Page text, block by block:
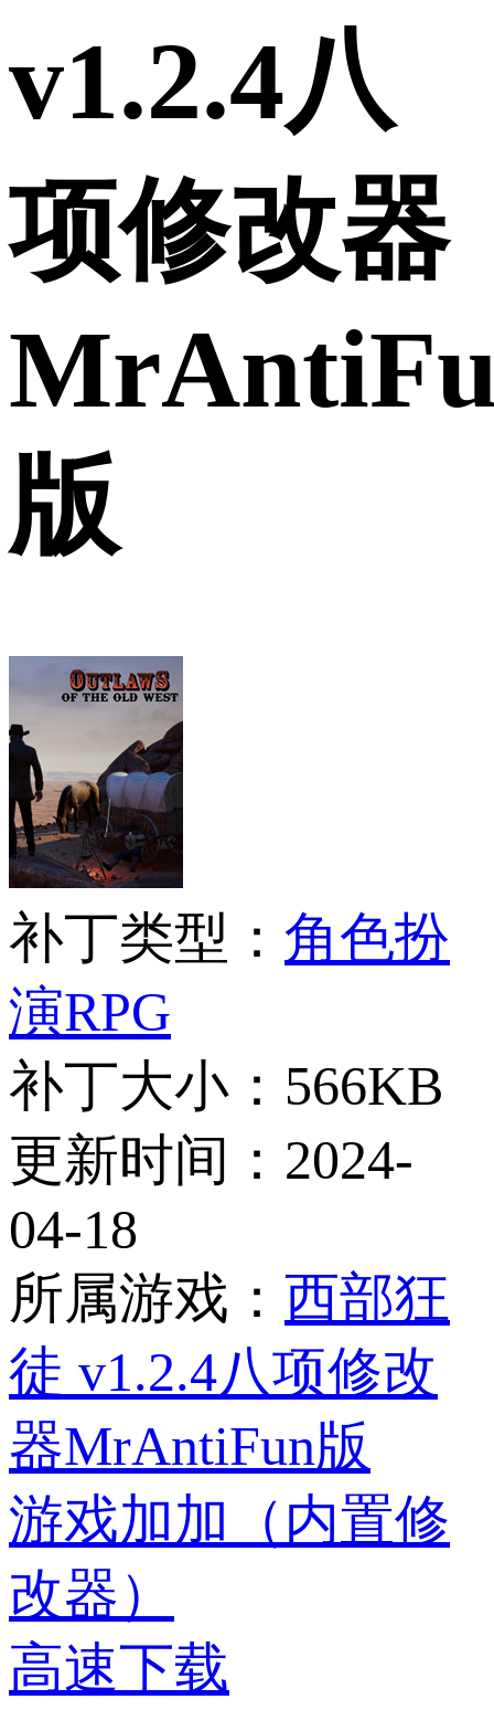
v1.2.4八
项修改器
版
补丁类型： 角色扮
演RPG
补丁大小： 566KB
更新时间： 2024-
04-18
所属游戏： 西部狂
徒 v1.2.4八项修改
器MrAntiFun版
游戏加加（内置修
改器）
高速下载